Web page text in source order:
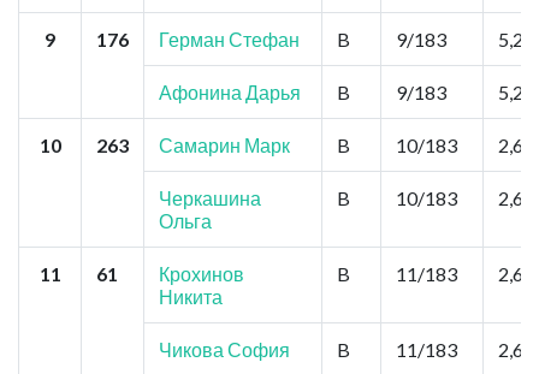
9 176 Герман Стефан B 9/183 5,2
Афонина Дарья B 9/183 5,2
10 263 Самарин Марк B 10/183 2,6
Черкашина
Ольга
B 10/183 2,6
11 61
Крохинов
Никита
B 11/183 2,6
Чикова София B 11/183 2,6